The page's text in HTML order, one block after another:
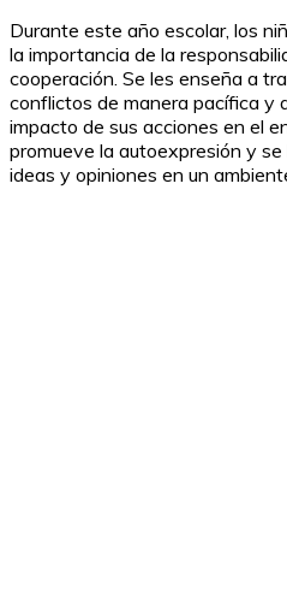
Durante este año escolar, los
la importancia de la
cooperación. Se les enseña a
conflictos de manera pacífica y
impacto de sus acciones en el
promueve la autoexpresión y
ideas y opiniones en un